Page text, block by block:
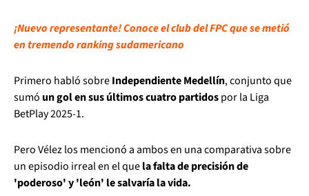
¡Nuevo representante! Conoce el club del FPC que se metió
en tremendo ranking sudamericano
Primero habló sobreIndependiente Medellín, conjunto que
sumó un gol en sus últimos cuatro partidospor la Liga
BetPlay 2025-1.
Pero Vélez los mencionó a ambos en una comparativa sobre
un episodio irreal en el quela falta de precisión de
'poderoso' y 'león' le salvaría la vida.